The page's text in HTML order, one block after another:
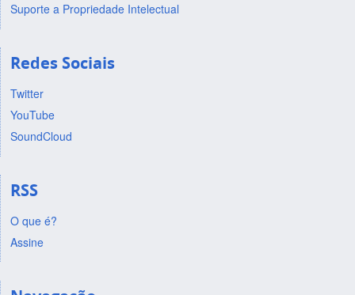
Suporte a Propriedade Intelectual
Redes Sociais
Twitter
YouTube
SoundCloud
RSS
O que é?
Assine